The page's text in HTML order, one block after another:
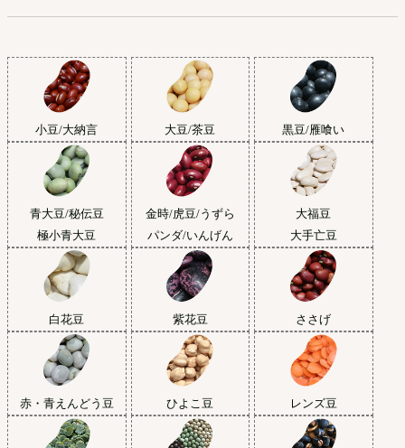
小豆/大納言 大豆/茶豆 黒豆/雁喰い
青大豆/秘伝豆
極小青大豆
金時/虎豆/うずら
パンダ/いんげん
大福豆
大手亡豆
白花豆 紫花豆 ささげ
赤・青えんどう豆 ひよこ豆 レンズ豆